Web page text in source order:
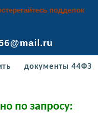
подделок
документы 44ФЗ
по запросу: